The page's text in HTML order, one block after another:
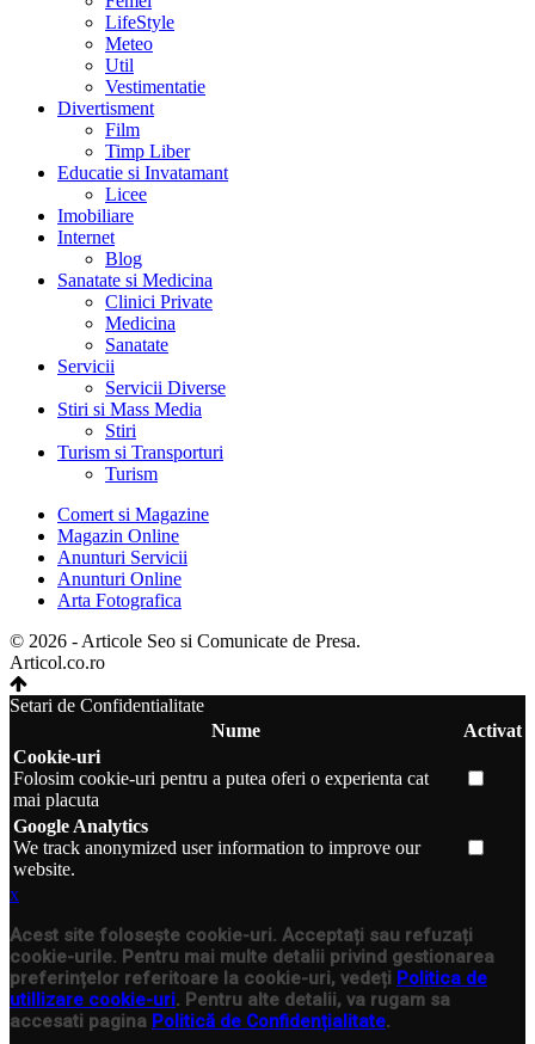
LifeStyle
Meteo
Util
Vestimentatie
Divertisment
Film
Timp Liber
Educatie si Invatamant
Licee
Imobiliare
Internet
Blog
Sanatate si Medicina
Clinici Private
Medicina
Sanatate
Servicii
Servicii Diverse
Stiri si Mass Media
Stiri
Turism si Transporturi
Turism
Comert si Magazine
Magazin Online
Anunturi Servicii
Anunturi Online
Arta Fotografica
© 2026 - Articole Seo si Comunicate de Presa.
Articol.co.ro
Setari de Confidentialitate
Nume
Activat
Cookie-uri
Folosim cookie-uri pentru a putea oferi o experienta cat
mai placuta
Google Analytics
We track anonymized user information to improve our
website.
x
Acest site folosește cookie-uri. Acceptați sau refuzați
cookie-urile. Pentru mai multe detalii privind gestionarea
preferințelor referitoare la cookie-uri, vedeți Politica de
utillizare cookie-uri. Pentru alte detalii, va rugam sa
accesati pagina Politică de Confidențialitate.